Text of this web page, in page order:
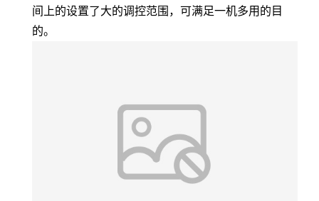
间上的设置了大的调控范围，可满足一机多用的目
的。